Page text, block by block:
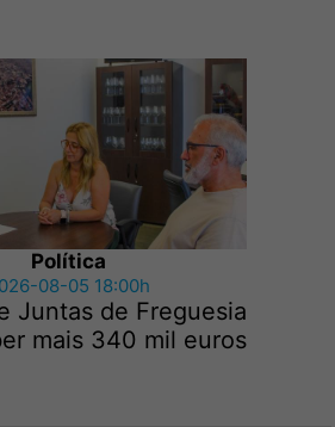
Política
08-05 18:00h
Juntas de Freguesia
mais 340 mil euros